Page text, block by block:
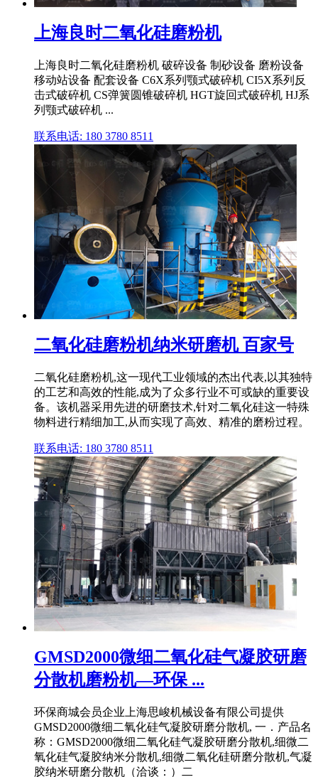
上海良时二氧化硅磨粉机
上海良时二氧化硅磨粉机 破碎设备 制砂设备 磨粉设备
移动站设备 配套设备 C6X系列颚式破碎机 CI5X系列反
击式破碎机 CS弹簧圆锥破碎机 HGT旋回式破碎机 HJ系
列颚式破碎机 ...
联系电话: 180 3780 8511
二氧化硅磨粉机纳米研磨机 百家号
二氧化硅磨粉机,这一现代工业领域的杰出代表,以其独特
的工艺和高效的性能,成为了众多行业不可或缺的重要设
备。该机器采用先进的研磨技术,针对二氧化硅这一特殊
物料进行精细加工,从而实现了高效、精准的磨粉过程。
联系电话: 180 3780 8511
GMSD2000微细二氧化硅气凝胶研磨
分散机磨粉机—环保 ...
环保商城会员企业上海思峻机械设备有限公司提供
GMSD2000微细二氧化硅气凝胶研磨分散机, 一．产品名
称：GMSD2000微细二氧化硅气凝胶研磨分散机,细微二
氧化硅气凝胶纳米分散机,细微二氧化硅研磨分散机,气凝
胶纳米研磨分散机（洽谈：）二